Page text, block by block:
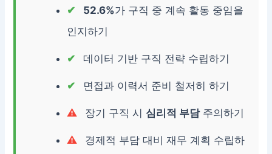
52.6%가 구직 중 계속 활동 중임을
인지하기
데이터 기반 구직 전략 수립하기
면접과 이력서 준비 철저히 하기
장기 구직 시 심리적 부담주의하기
경제적 부담 대비 재무 계획 수립하